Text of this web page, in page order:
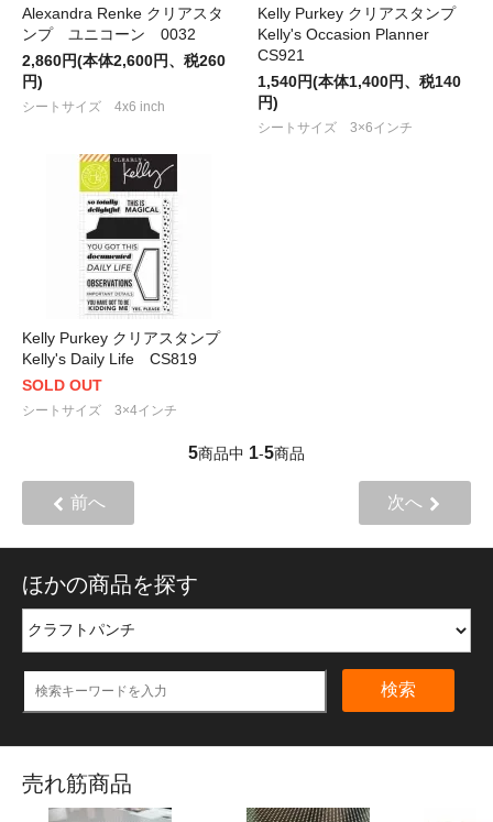
Alexandra Renke クリアスタ
ンプ ユニコーン 0032
2,860円(本体2,600円、税260
円)
シートサイズ 4x6 inch
Kelly Purkey クリアスタンプ
Kelly's Occasion Planner
CS921
1,540円(本体1,400円、税140
円)
シートサイズ 3×6インチ
Kelly Purkey クリアスタンプ
Kelly's Daily Life CS819
SOLD OUT
シートサイズ 3×4インチ
5商品中 1-5商品
前へ 次へ
ほかの商品を探す
検索
売れ筋商品